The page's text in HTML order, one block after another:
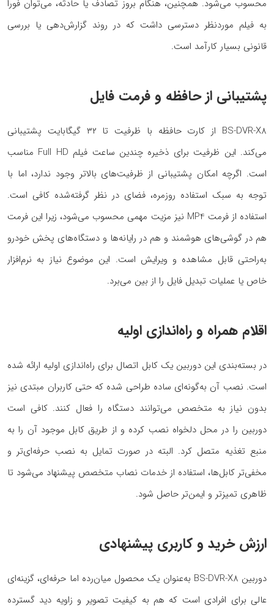
محسوب می‌شود. همچنین، هنگام بروز تصادف یا حادثه، می‌توان فوراً
به فیلم موردنظر دسترسی داشت که در روند گزارش‌دهی یا بررسی
قانونی بسیار کارآمد است.
پشتیبانی از حافظه و فرمت فایل
BS-DVR-X8 از کارت حافظه با ظرفیت تا ۳۲ گیگابایت پشتیبانی
می‌کند. این ظرفیت برای ذخیره چندین ساعت فیلم Full HD مناسب
است. اگرچه امکان پشتیبانی از ظرفیت‌های بالاتر وجود ندارد، اما با
توجه به سبک استفاده روزمره، فضای در نظر گرفته‌شده کافی است.
استفاده از فرمت MP4 نیز مزیت مهمی محسوب می‌شود، زیرا این فرمت
هم در گوشی‌های هوشمند و هم در رایانه‌ها و دستگاه‌های پخش خودرو
به‌راحتی قابل مشاهده و ویرایش است. این موضوع نیاز به نرم‌افزار
خاص یا عملیات تبدیل فایل را از بین می‌برد.
اقلام همراه و راه‌اندازی اولیه
در بسته‌بندی این دوربین یک کابل اتصال برای راه‌اندازی اولیه ارائه شده
است. نصب آن به‌گونه‌ای ساده طراحی شده که حتی کاربران مبتدی نیز
بدون نیاز به متخصص می‌توانند دستگاه را فعال کنند. کافی است
دوربین را در محل دلخواه نصب کرده و از طریق کابل موجود آن را به
منبع تغذیه متصل کرد. البته در صورت تمایل به نصب حرفه‌ای‌تر و
مخفی‌تر کابل‌ها، استفاده از خدمات نصاب متخصص پیشنهاد می‌شود تا
ظاهری تمیزتر و ایمن‌تر حاصل شود.
ارزش خرید و کاربری پیشنهادی
دوربین BS-DVR-X8 به‌عنوان یک محصول میان‌رده اما حرفه‌ای، گزینه‌ای
عالی برای افرادی است که هم به کیفیت تصویر و زاویه دید گسترده